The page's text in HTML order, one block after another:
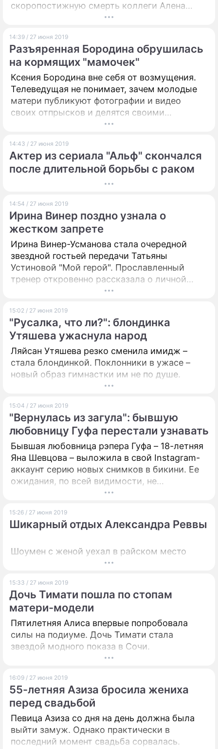
скоропостижную смерть коллеги Алена
восприняла как личную трагедию. И
все", которая уже доступна на всех
цифровых носителях.
14:39 / 27 июня 2019
Разъяренная Бородина обрушилась
на кормящих "мамочек"
Ксения Бородина вне себя от возмущения.
Телеведущая не понимает, зачем молодые
матери публикуют фотографии и видео
своих отпрысков и делятся своими
"познаниями" в их воспитании и лечении.
14:43 / 27 июня 2019
Актер из сериала "Альф" скончался
после длительной борьбы с раком
14:54 / 27 июня 2019
Ирина Винер поздно узнала о
жестком запрете
Ирина Винер-Усманова стала очередной
звездной гостьей передачи Татьяны
Устиновой "Мой герой". Прославленный
тренер откровенно рассказала о личной
15:02 / 27 июня 2019
"Русалка, что ли?": блондинка
Утяшева ужаснула народ
Ляйсан Утяшева резко сменила имидж –
стала блондинкой. Поклонники в ужасе –
новый образ гимнастки им не по душе.
15:04 / 27 июня 2019
"Вернулась из загула": бывшую
любовницу Гуфа перестали узнавать
Бывшая любовница рэпера Гуфа – 18-летняя
Яна Шевцова – выложила в свой Instagram-
аккаунт серию новых снимков в бикини. Ее
ожидания, по всей видимости, не
оправдались: вместо хвалебных
критики.
15:26 / 27 июня 2019
Шикарный отдых Александра Реввы
Шоумен с женой уехал в райском место
15:33 / 27 июня 2019
Дочь Тимати пошла по стопам
матери-модели
Пятилетняя Алиса впервые попробовала
силы на подиуме. Дочь Тимати стала
звездой модного показа в Сочи.
16:09 / 27 июня 2019
55-летняя Азиза бросила жениха
перед свадьбой
Певица Азиза со дня на день должна была
выйти замуж. Однако практически в
последний момент свадьба сорвалась.